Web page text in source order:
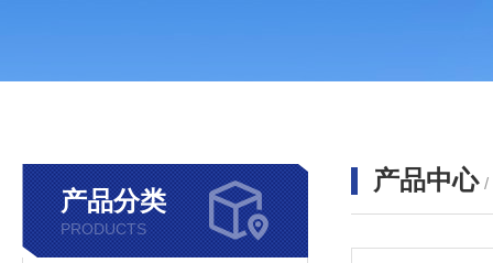
产品分类
PRODUCTS
产品中心 /